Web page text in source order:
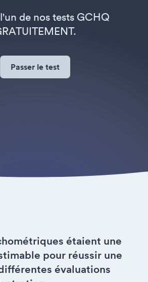
de nos tests GCHQ
Passer le test
étaient une
pour réussir une
évaluations